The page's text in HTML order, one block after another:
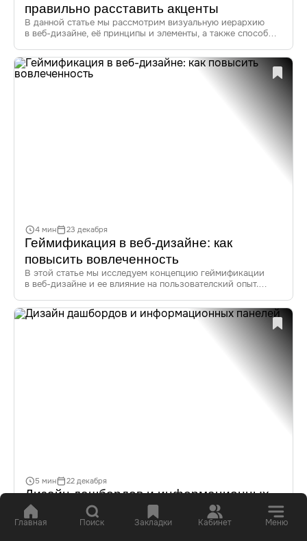
Главная Поиск Закладки Кабинет Меню
правильно расставить акценты
В данной статье мы рассмотрим визуальную иерархию
в веб-дизайне, её принципы и элементы, а также способы
расставить акценты на сайте, чтобы привлечь внимание
пользователей и повысить удобство взаимодействия.
Геймификация в веб-дизайне: как
повысить вовлеченность
В этой статье мы исследуем концепцию геймификации
в веб-дизайне и ее влияние на пользователский опыт.
помогает повысить вовлеченность и удовлетворенность
пользователей.
4 мин 23 декабря
Дизайн дашбордов и информационных
панелей
В этой статье мы подробно рассмотрим, что такое
5 мин 22 декабря